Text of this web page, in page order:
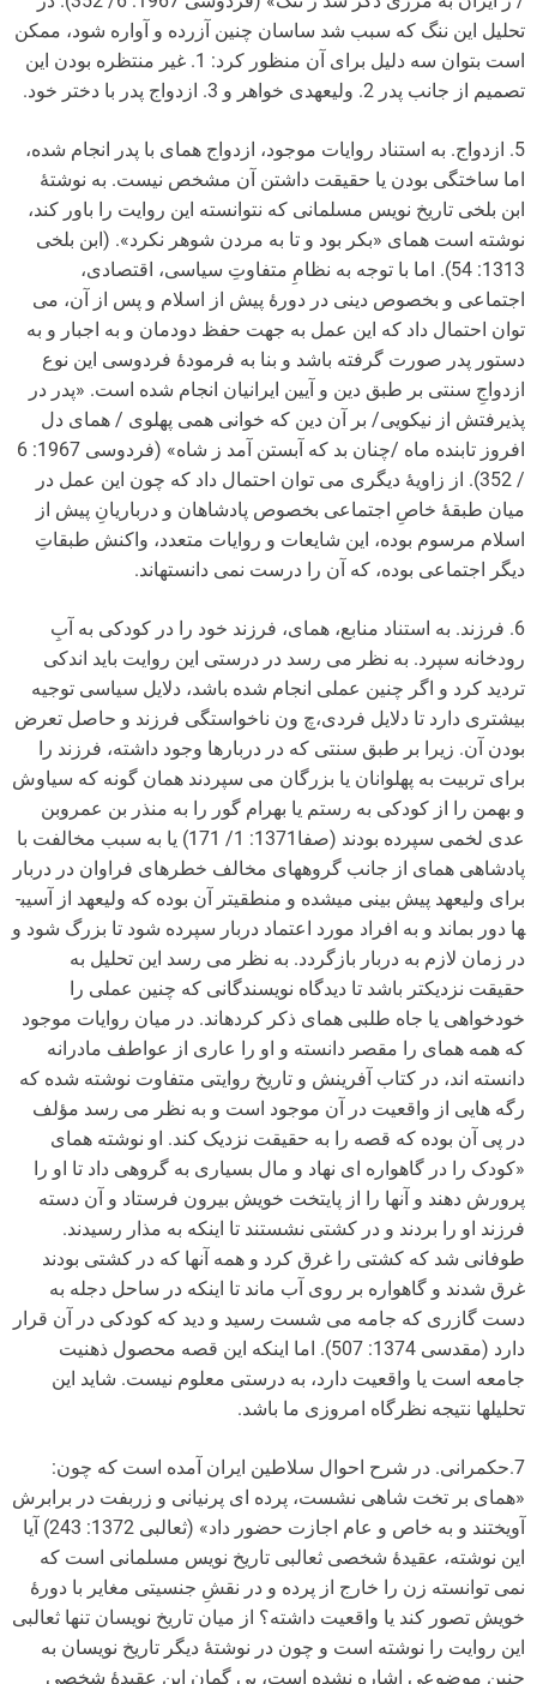
تحلیل این ننگ که سبب شد ساسان چنین آزرده و آواره شود، ممکن
است بتوان سه دلیل برای آن منظور کرد: 1. غیر منتظره بودن این
تصمیم از جانب پدر 2. ولیعهدی خواهر و 3. ازدواج پدر با دختر خود.
5. ازدواج. به استناد روایات موجود، ازدواج همای با پدر انجام شده،
اما ساختگی بودن یا حقیقت داشتن آن مشخص نیست. به نوشتۀ
ابن بلخی تاریخ نویس مسلمانی که نتوانسته این روایت را باور کند،
نوشته است همای «بکر بود و تا به مردن شوهر نکرد». (ابن بلخی
1313: 54). اما با توجه به نظامِ متفاوتِ سیاسی، اقتصادی،
اجتماعی و بخصوص دینی در دورۀ پیش از اسلام و پس از آن، می
توان احتمال داد که این عمل به جهت حفظ دودمان و به اجبار و به
دستور پدر صورت گرفته باشد و بنا به فرمودۀ فردوسی این نوع
ازدواجِ سنتی بر طبق دین و آیین ایرانیان انجام شده است. «پدر در
پذیرفتش از نیکویی/ بر آن دین که خوانی همی پهلوی / همای دل
افروز تابنده ماه /چنان بد که آبستن آمد ز شاه» (فردوسی 1967: 6
/ 352). از زاویۀ دیگری می توان احتمال داد که چون این عمل در
میان طبقۀ خاصِ اجتماعی بخصوص پادشاهان و درباریانِ پیش از
اسلام مرسوم بوده، این شایعات و روایات متعدد، واکنش طبقاتِ
دیگر اجتماعی بوده، که آن را درست نمی دانسته­اند.
6. فرزند. به استناد منابع، همای، فرزند خود را در کودکی به آبِ
رودخانه سپرد. به نظر می رسد در درستی این روایت باید اندکی
تردید کرد و اگر چنین عملی انجام شده باشد، دلایل سیاسی توجیه
بیشتری دارد تا دلایل فردی،چ ون ناخواستگی فرزند و حاصل تعرض
بودن آن. زیرا بر طبق سنتی که در دربارها وجود داشته، فرزند را
برای تربیت به پهلوانان یا بزرگان می سپردند همان گونه که سیاوش
و بهمن را از کودکی به رستم یا بهرام گور را به منذر بن عمروبن
عدی لخمی سپرده بودند (صفا1371: 1/ 171) یا به سبب مخالفت با
پادشاهی همای از جانب گروه­های مخالف خطرهای فراوان در دربار
برای ولیعهد پیش بینی می­شده و منطقی­تر آن بوده که ولیعهد از آسیب­
ها دور بماند و به افراد مورد اعتماد دربار سپرده شود تا بزرگ شود و
در زمان لازم به دربار بازگردد. به نظر می رسد این تحلیل به
حقیقت نزدیک­تر باشد تا دیدگاه نویسندگانی که چنین عملی را
خودخواهی یا جاه طلبی همای ذکر کرده­اند. در میان روایات موجود
که همه همای را مقصر دانسته و او را عاری از عواطف مادرانه
دانسته اند، در کتاب آفرینش و تاریخ روایتی متفاوت نوشته شده که
رگه هایی از واقعیت در آن موجود است و به نظر می رسد مؤلف
در پی آن بوده که قصه را به حقیقت نزدیک کند. او نوشته همای
«کودک را در گاهواره ای نهاد و مال بسیاری به گروهی داد تا او را
پرورش دهند و آنها را از پایتخت خویش بیرون فرستاد و آن دسته
فرزند او را بردند و در کشتی نشستند تا اینکه به مذار رسیدند.
طوفانی شد که کشتی را غرق کرد و همه آنها که در کشتی بودند
غرق شدند و گاهواره بر روی آب ماند تا اینکه در ساحل دجله به
دست گازری که جامه می شست رسید و دید که کودکی در آن قرار
دارد (مقدسی 1374: 507). اما اینکه این قصه محصول ذهنیت
جامعه است یا واقعیت دارد، به درستی معلوم نیست. شاید این
تحلیل­ها نتیجه نظرگاه امروزی ما باشد.
7.حکمرانی. در شرح احوال سلاطین ایران آمده است که چون:
«همای بر تخت شاهی نشست، پرده ای پرنیانی و زربفت در برابرش
آویختند و به خاص و عام اجازت حضور داد» (ثعالبی 1372: 243) آیا
این نوشته، عقیدۀ شخصی ثعالبی تاریخ نویس مسلمانی است که
نمی توانسته زن را خارج از پرده و در نقشِ جنسیتی مغایر با دورۀ
خویش تصور کند یا واقعیت داشته؟ از میان تاریخ نویسان تنها ثعالبی
این روایت را نوشته است و چون در نوشتۀ دیگر تاریخ نویسان به
چنین موضوعی اشاره نشده است، بی گمان این عقیدۀ شخصی